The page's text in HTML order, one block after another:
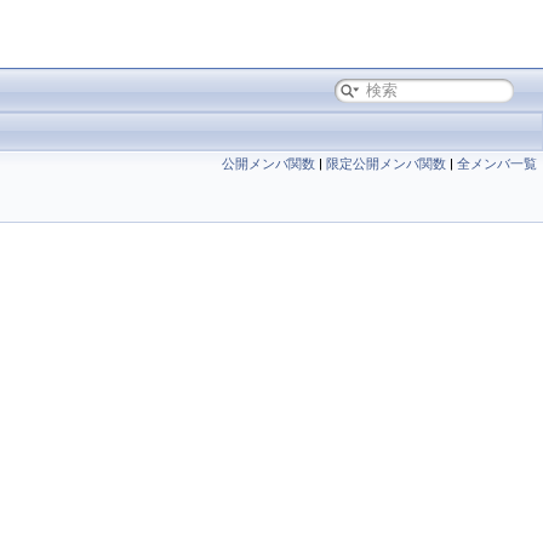
公開メンバ関数 | 限定公開メンバ関数 | 全メンバ一覧